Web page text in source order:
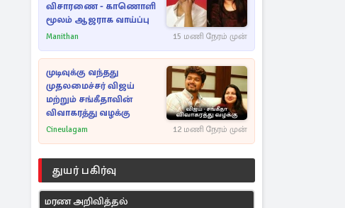
விசாரணை - காணொளி
மூலம் ஆஜராக வாய்ப்பு
Manithan 15 மணி நேரம் முன்
முடிவுக்கு வந்தது
முதலமைச்சர் விஜய்
மற்றும் சங்கீதாவின்
விவாகரத்து வழக்கு
Cineulagam 12 மணி நேரம் முன்
துயர் பகிர்வு
மரண அறிவித்தல்